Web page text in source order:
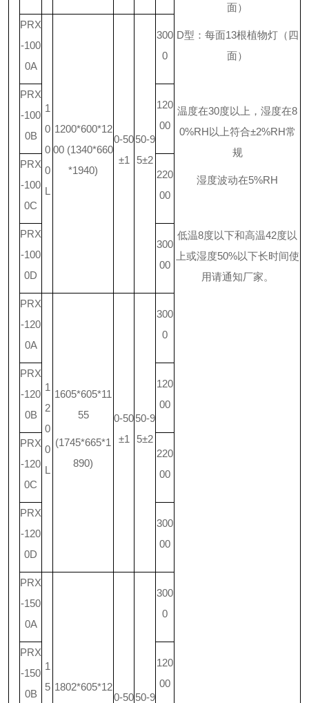
面）
D型：每面13根植物灯（四
面）
温度在30度以上，湿度在8
0%RH以上符合±2%RH常
规
湿度波动在5%RH
低温8度以下和高温42度以
上或湿度50%以下长时间使
用请通知厂家。
PRX
-100
0A
1
0
0
0
L
1200*600*12
00 (1340*660
*1940)
0-50
±1
50-9
5±2
300
0
PRX
-100
0B
120
00
PRX
-100
0C
220
00
PRX
-100
0D
300
00
PRX
-120
0A
1
2
0
0
L
1605*605*11
55
(1745*665*1
890)
0-50
±1
50-9
5±2
300
0
PRX
-120
0B
120
00
PRX
-120
0C
220
00
PRX
-120
0D
300
00
PRX
-150
0A
1
5 1802*605*12
0-5050-9
300
0
PRX
-150
0B
120
00